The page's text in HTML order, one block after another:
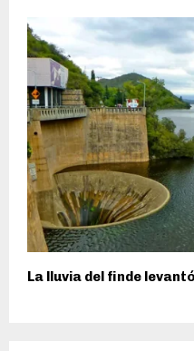
La lluvia del finde